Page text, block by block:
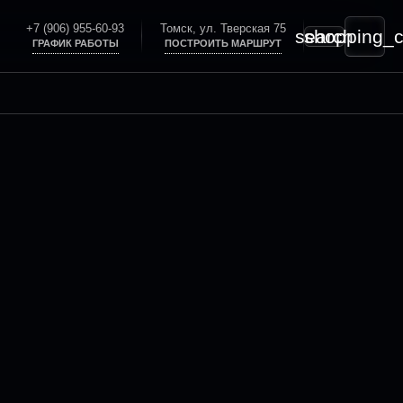
+7 (906) 955-60-93
ГРАФИК РАБОТЫ
Томск, ул. Тверская 75
ПОСТРОИТЬ МАРШРУТ search